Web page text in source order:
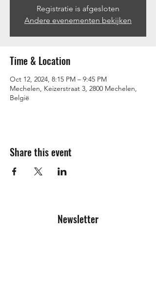
Registratie is afgesloten
Andere evenementen bekijken
Time & Location
Oct 12, 2024, 8:15 PM – 9:45 PM
Mechelen, Keizerstraat 3, 2800 Mechelen,
België
Share this event
Newsletter